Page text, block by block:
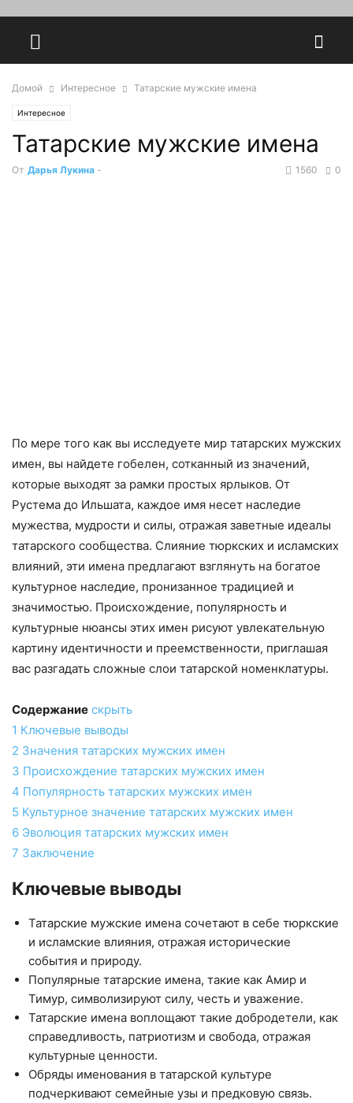
Домой Интересное Татарские мужские имена
Интересное
Татарские мужские имена
От Дарья Лукина - 0
1560
По мере того как вы исследуете мир татарских мужских
имен, вы найдете гобелен, сотканный из значений,
которые выходят за рамки простых ярлыков. От
Рустема до Ильшата, каждое имя несет наследие
мужества, мудрости и силы, отражая заветные идеалы
татарского сообщества. Слияние тюркских и исламских
влияний, эти имена предлагают взглянуть на богатое
культурное наследие, пронизанное традицией и
значимостью. Происхождение, популярность и
культурные нюансы этих имен рисуют увлекательную
картину идентичности и преемственности, приглашая
вас разгадать сложные слои татарской номенклатуры.
Содержание скрыть
1 Ключевые выводы
2 Значения татарских мужских имен
3 Происхождение татарских мужских имен
4 Популярность татарских мужских имен
5 Культурное значение татарских мужских имен
6 Эволюция татарских мужских имен
7 Заключение
Ключевые выводы
Татарские мужские имена сочетают в себе тюркские
и исламские влияния, отражая исторические
события и природу.
Популярные татарские имена, такие как Амир и
Тимур, символизируют силу, честь и уважение.
Татарские имена воплощают такие добродетели, как
справедливость, патриотизм и свобода, отражая
культурные ценности.
Обряды именования в татарской культуре
подчеркивают семейные узы и предковую связь.